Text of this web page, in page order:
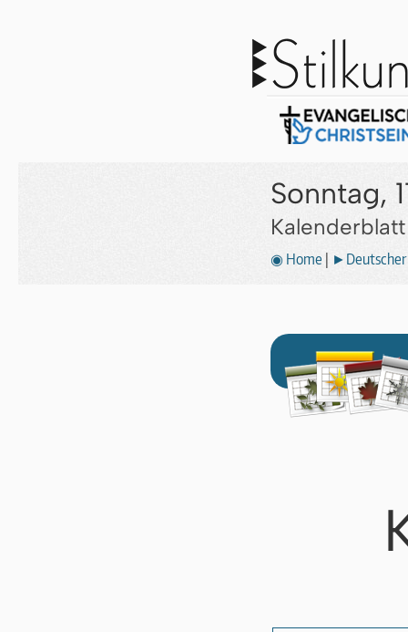
Sonntag,
◉ Home ►Deutscher